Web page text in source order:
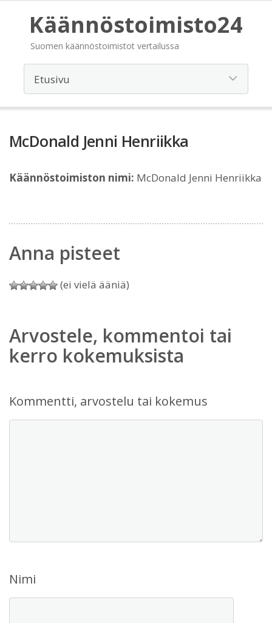
Käännöstoimisto24
Suomen käännöstoimistot vertailussa
McDonald Jenni Henriikka
Käännöstoimiston nimi: McDonald Jenni Henriikka
Anna pisteet
(ei vielä ääniä)
Arvostele, kommentoi tai
kerro kokemuksista
Kommentti, arvostelu tai kokemus
Nimi